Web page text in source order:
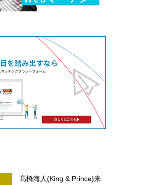
髙橋海人(King & Prince)来